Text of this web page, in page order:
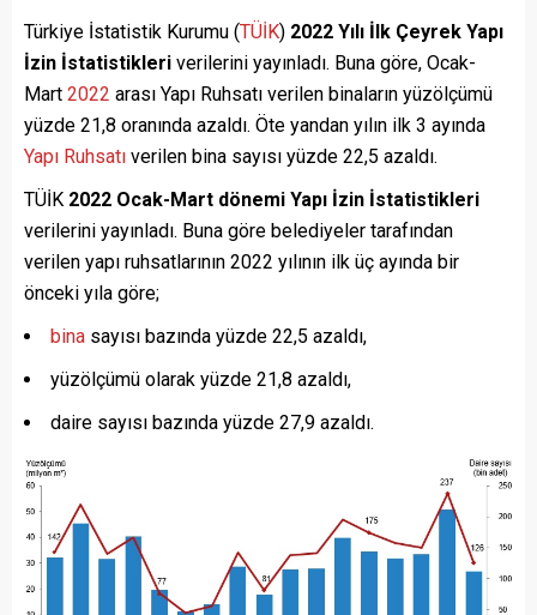
Türkiye İstatistik Kurumu (TÜİK) 2022 Yılı İlk Çeyrek Yapı
İzin İstatistikleri verilerini yayınladı. Buna göre, Ocak-
Mart 2022 arası Yapı Ruhsatı verilen binaların yüzölçümü
yüzde 21,8 oranında azaldı. Öte yandan yılın ilk 3 ayında
Yapı Ruhsatı verilen bina sayısı yüzde 22,5 azaldı.
TÜİK 2022 Ocak-Mart dönemi Yapı İzin İstatistikleri
verilerini yayınladı. Buna göre belediyeler tarafından
verilen yapı ruhsatlarının 2022 yılının ilk üç ayında bir
önceki yıla göre;
bina sayısı bazında yüzde 22,5 azaldı,
yüzölçümü olarak yüzde 21,8 azaldı,
daire sayısı bazında yüzde 27,9 azaldı.